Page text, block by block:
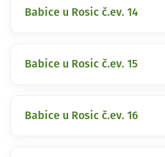
Babice u Rosic č.ev. 14
Babice u Rosic č.ev. 15
Babice u Rosic č.ev. 16